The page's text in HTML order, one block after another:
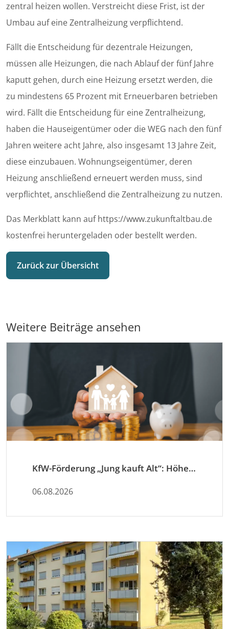
zentral heizen wollen. Verstreicht diese Frist, ist der
Umbau auf eine Zentralheizung verpflichtend.
Fällt die Entscheidung für dezentrale Heizungen,
müssen alle Heizungen, die nach Ablauf der fünf Jahre
kaputt gehen, durch eine Heizung ersetzt werden, die
zu mindestens 65 Prozent mit Erneuerbaren betrieben
wird. Fällt die Entscheidung für eine Zentralheizung,
haben die Hauseigentümer oder die WEG nach den fünf
Jahren weitere acht Jahre, also insgesamt 13 Jahre Zeit,
diese einzubauen. Wohnungseigentümer, deren
Heizung anschließend erneuert werden muss, sind
verpflichtet, anschließend die Zentralheizung zu nutzen.
Das Merkblatt kann auf https://www.zukunftaltbau.de
kostenfrei heruntergeladen oder bestellt werden.
Zurück zur Übersicht
Weitere Beiträge ansehen
KfW-Förderung „Jung kauft Alt“: Höhere Kredite ab August 2026
06.08.2026